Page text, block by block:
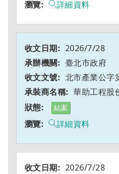
詳細資料
2026/7/28
臺北市政府
北市產業公字
華助工程股
結案
詳細資料
2026/7/28